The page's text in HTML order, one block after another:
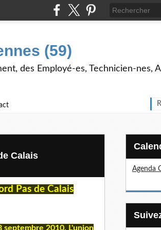
(59)
des Employé-es, Technicien-nes,
Calais
Pas de Calais
septembre 2010, L'union
Agenda